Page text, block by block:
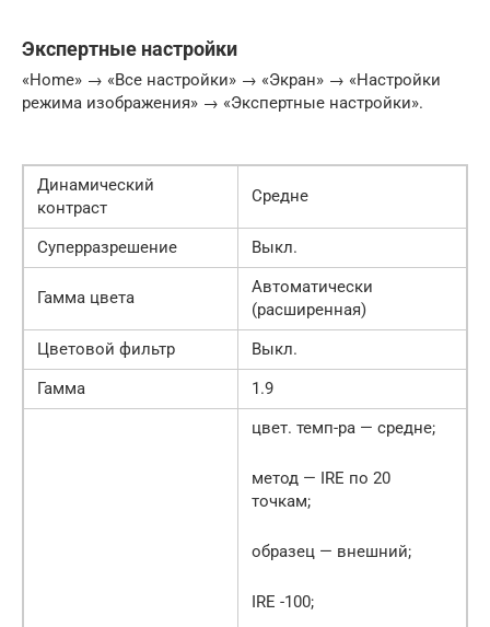
Экспертные настройки
«Home» → «Все настройки» → «Экран» → «Настройки
режима изображения» → «Экспертные настройки».
Динамический
контраст
Средне
Суперразрешение Выкл.
Гамма цвета
Автоматически
(расширенная)
Цветовой фильтр
Выкл.
Гамма
1.9
цвет. темп-ра — средне;
метод — IRE по 20
точкам;
образец — внешний;
IRE -100;